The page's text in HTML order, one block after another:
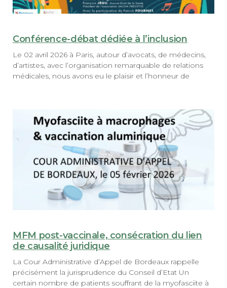
Conférence-débat dédiée à l’inclusion
Le 02 avril 2026 à Paris, autour d’avocats, de médecins,
d’artistes, avec l’organisation remarquable de relations
médicales, nous avons eu le plaisir et l’honneur de
MFM post-vaccinale, consécration du lien
de causalité juridique
La Cour Administrative d’Appel de Bordeaux rappelle
précisément la jurisprudence du Conseil d’Etat Un
certain nombre de patients souffrant de la myofasciite à